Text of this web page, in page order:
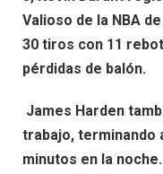
Valioso de la NBA
30 tiros con 11
pérdidas de balón.
James Harden
trabajo, terminando
minutos en la